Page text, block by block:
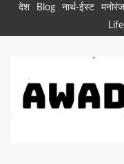
Skipदेश Blog नार्थ-ईस्ट